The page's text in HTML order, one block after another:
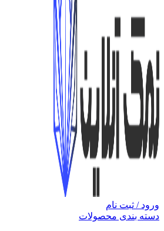
ورود / ثبت نام
دسته بندی محصولات